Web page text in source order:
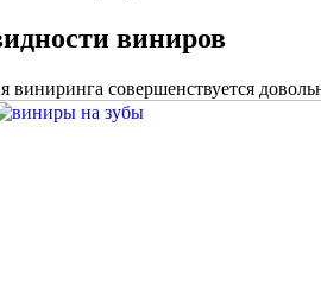
виниров
виниринга совершенствуется